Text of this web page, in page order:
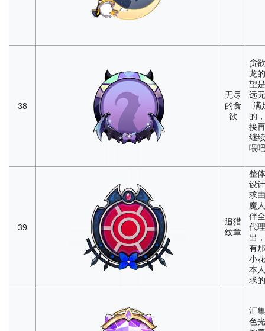
38
无尽
的食
欲
贪
龙
望
远
满
的
接
继
喂
39
追猎
纹章
整
设
求
魔
伴
代
出
有
小
本
求
汇
色